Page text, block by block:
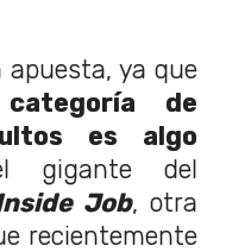
ya que
de
es algo
del
Job, otra
recientemente